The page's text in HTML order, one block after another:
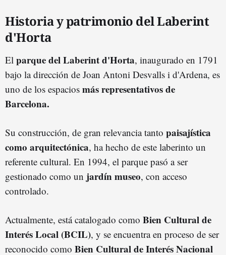
Historia y patrimonio del Laberint
d'Horta
El parque del Laberint d'Horta, inaugurado en 1791
bajo la dirección de Joan Antoni Desvalls i d'Ardena, es
uno de los espacios más representativos de
Barcelona.
Su construcción, de gran relevancia tanto paisajística
como arquitectónica, ha hecho de este laberinto un
referente cultural. En 1994, el parque pasó a ser
gestionado como un jardín museo, con acceso
controlado.
Actualmente, está catalogado como Bien Cultural de
Interés Local (BCIL), y se encuentra en proceso de ser
reconocido como Bien Cultural de Interés Nacional